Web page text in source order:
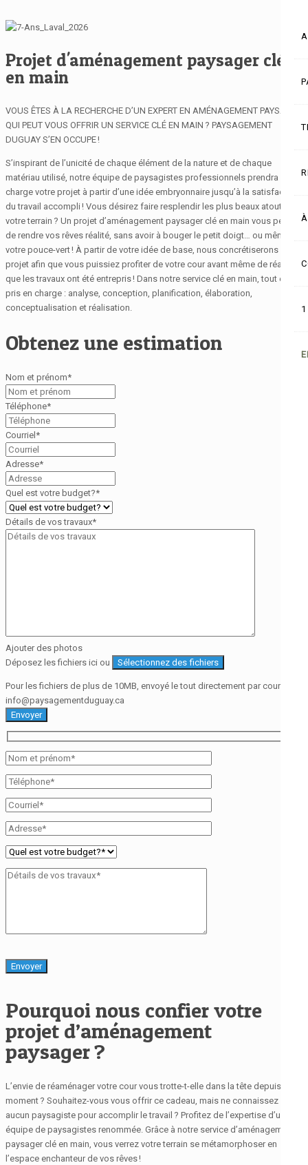
Projet d'aménagement paysager clé
en main
VOUS ÊTES À LA RECHERCHE D’UN EXPERT EN AMÉNAGEMENT PAYSAGER
QUI PEUT VOUS OFFRIR UN SERVICE CLÉ EN MAIN ? PAYSAGEMENT
DUGUAY S’EN OCCUPE !
S’inspirant de l’unicité de chaque élément de la nature et de chaque
matériau utilisé, notre équipe de paysagistes professionnels prendra en
charge votre projet à partir d’une idée embryonnaire jusqu’à la satisfaction
du travail accompli ! Vous désirez faire resplendir les plus beaux atouts de
votre terrain ? Un projet d’aménagement paysager clé en main vous permet
de rendre vos rêves réalité, sans avoir à bouger le petit doigt… ou même
votre pouce-vert ! À partir de votre idée de base, nous concrétiserons votre
projet afin que vous puissiez profiter de votre cour avant même de réaliser
que les travaux ont été entrepris ! Dans notre service clé en main, tout est
pris en charge : analyse, conception, planification, élaboration,
conceptualisation et réalisation.
Obtenez une estimation
Nom et prénom*
Téléphone*
Courriel *
Adresse*
Quel est votre budget?*
Détails de vos travaux*
Ajouter des photos
Déposez les fichiers ici ou
Sélectionnez des fichiers
Pour les fichiers de plus de 10MB, envoyé le tout directement par courriel à
info@paysagementduguay.ca
Envoyer
Pourquoi nous confier votre
projet d’aménagement
paysager ?
L’envie de réaménager votre cour vous trotte-t-elle dans la tête depuis un
moment ? Souhaitez-vous vous offrir ce cadeau, mais ne connaissez
aucun paysagiste pour accomplir le travail ? Profitez de l’expertise d’une
équipe de paysagistes renommée. Grâce à notre service d’aménagement
paysager clé en main, vous verrez votre terrain se métamorphoser en
l’espace enchanteur de vos rêves !